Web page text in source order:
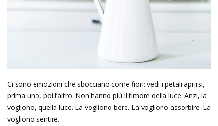
Ci sono emozioni che sbocciano come fiori: vedi i petali aprirsi,
prima uno, poi l’altro. Non hanno più il timore della luce. Anzi, la
vogliono, quella luce. La vogliono bere. La vogliono assorbire. La
vogliono sentire.